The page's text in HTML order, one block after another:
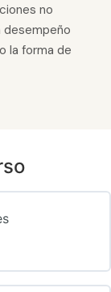
no
la forma de